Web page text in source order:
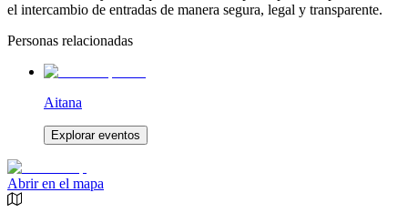
el intercambio de entradas de manera segura, legal y transparente.
Personas relacionadas
Aitana
Explorar eventos
Abrir en el mapa